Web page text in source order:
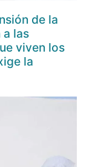
de la
las
viven los
la